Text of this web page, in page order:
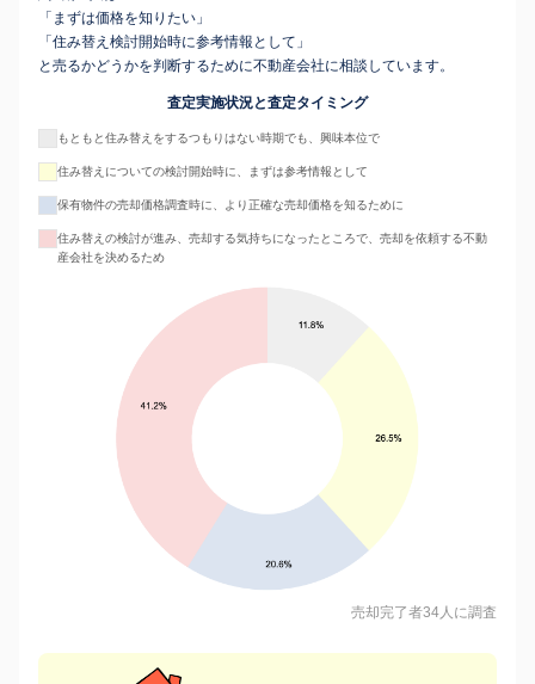
「まずは価格を知りたい」
「住み替え検討開始時に参考情報として」
と売るかどうかを判断するために不動産会社に相談しています。
査定実施状況と査定タイミング
もともと住み替えをするつもりはない時期でも、興味本位で
住み替えについての検討開始時に、まずは参考情報として
保有物件の売却価格調査時に、より正確な売却価格を知るために
住み替えの検討が進み、売却する気持ちになったところで、売却を依頼する不動
産会社を決めるため
売却完了者34人に調査